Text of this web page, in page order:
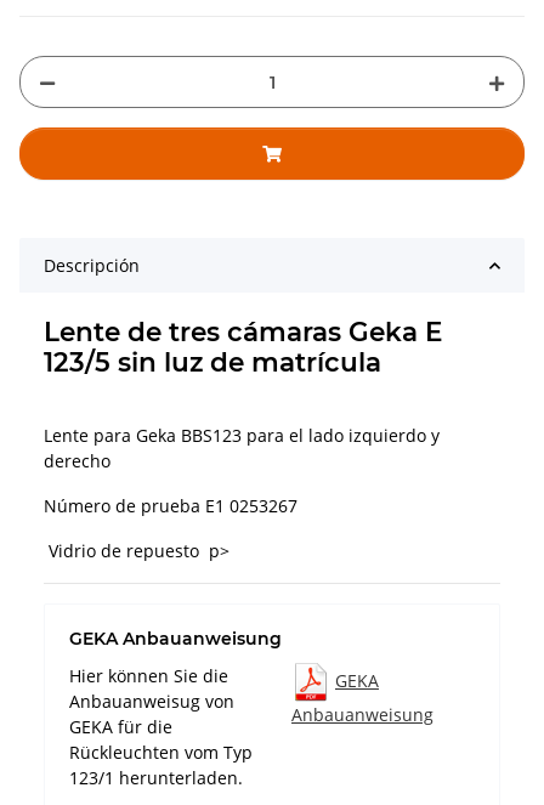
Descripción
Lente de tres cámaras Geka E
123/5 sin luz de matrícula
Lente para Geka BBS123 para el lado izquierdo y
derecho
Número de prueba E1 0253267
Vidrio de repuesto p>
GEKA Anbauanweisung
Hier können Sie die
Anbauanweisug von
GEKA für die
Rückleuchten vom Typ
123/1 herunterladen.
GEKA
Anbauanweisung